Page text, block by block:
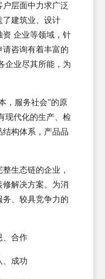
层面中力求广泛
了建筑业、设计
资 企业等领域，针
咨询有着丰富的
企业尽其所能，为
，服务社会”的原
现代化的生产、检
构体系，产品品
生态链的企业，
解决方案。为消
、较具竞争力的
、合作
、成功